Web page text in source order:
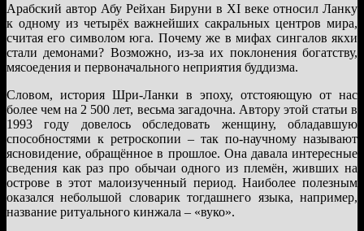
Арабский автор Абу Рейхан Бируни в XI веке относил Ланку
к одному из четырёх важнейших сакральных центров мира,
считая его символом юга. Почему же в мифах сингалов якхи
стали демонами? Возможно, из-за их поклонения богатству,
мясоедения и первоначального неприятия буддизма.
Словом, история Шри-Ланки в эпоху, отстояющую от нас
более чем на 2 500 лет, весьма загадочна. Автору этой статьи в
1993 году довелось обследовать женщину, обладавшую
способностями к ретроскопии – так по-научному называют
ясновидение, обращённое в прошлое. Она давала интересные
сведения как раз про обычаи одного из племён, живших на
острове в этот малоизученный период. Наиболее полезным
оказался небольшой словарик тогдашнего языка, например,
название ритуального кинжала – «вуко».